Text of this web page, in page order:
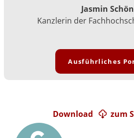
Jasmin
Kanzlerin der
Ausführliches
zum
Download